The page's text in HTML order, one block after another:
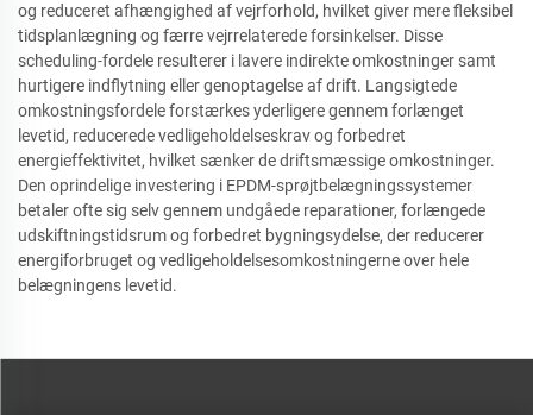
og reduceret afhængighed af vejrforhold, hvilket giver mere fleksibel
tidsplanlægning og færre vejrrelaterede forsinkelser. Disse
scheduling-fordele resulterer i lavere indirekte omkostninger samt
hurtigere indflytning eller genoptagelse af drift. Langsigtede
omkostningsfordele forstærkes yderligere gennem forlænget
levetid, reducerede vedligeholdelseskrav og forbedret
energieffektivitet, hvilket sænker de driftsmæssige omkostninger.
Den oprindelige investering i EPDM-sprøjtbelægningssystemer
betaler ofte sig selv gennem undgåede reparationer, forlængede
udskiftningstidsrum og forbedret bygningsydelse, der reducerer
energiforbruget og vedligeholdelsesomkostningerne over hele
belægningens levetid.